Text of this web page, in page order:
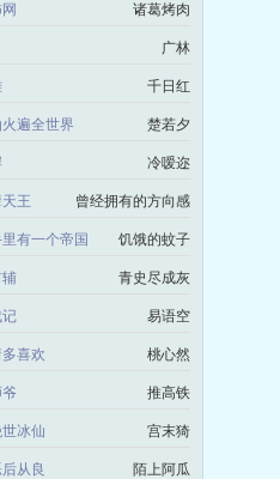
诸葛烤肉
广林
千日红
遍全世界 楚若夕
冷嗳迩
王 曾经拥有的方向感
有一个帝国 饥饿的蚊子
青史尽成灰
易语空
喜欢 桃心然
推高铁
冰仙 宫末猗
从良 陌上阿瓜